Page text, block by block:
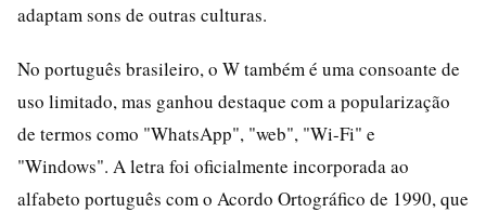
adaptam sons de outras culturas.
No português brasileiro, o W também é uma consoante de
uso limitado, mas ganhou destaque com a popularização
de termos como "WhatsApp", "web", "Wi-Fi" e
"Windows". A letra foi oficialmente incorporada ao
alfabeto português com o Acordo Ortográfico de 1990, que